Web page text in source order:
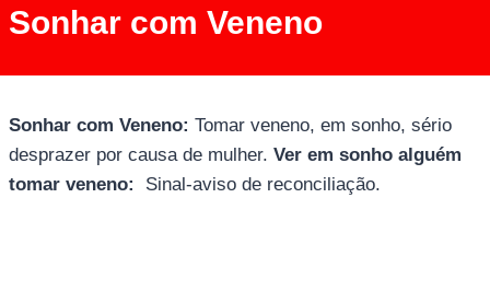
Sonhar com Veneno
Sonhar com Veneno: Tomar veneno, em sonho, sério
desprazer por causa de mulher. Ver em sonho alguém
tomar veneno:
Sinal-aviso de reconciliação.